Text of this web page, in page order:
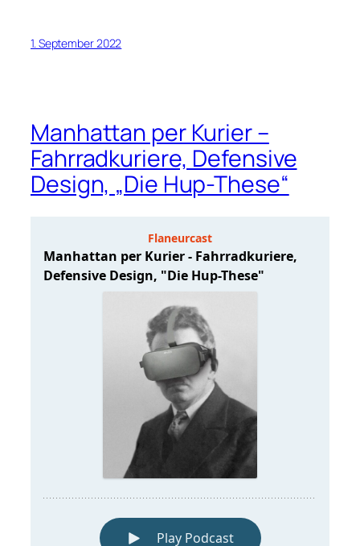
1. September 2022
Manhattan per Kurier –
Fahrradkuriere, Defensive
Design, „Die Hup-These“